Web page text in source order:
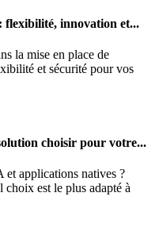
flexibilité, innovation et...
la mise en place de
et sécurité pour vos
choisir pour votre...
et applications natives ?
choix est le plus adapté à